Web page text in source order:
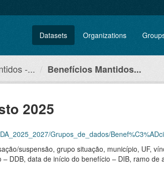
Datasets Organizations
-... Benefícios Mantidos...
2025
Grupos_de_dados/Benef%C3%ADcios+mantidos/
suspensão, grupo situação, município, UF,
DDB, data de início do benefício – DIB, ramo